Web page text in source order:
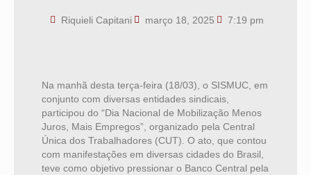
Riquieli Capitani março 18, 2025 7:19 pm
Na manhã desta terça-feira (18/03), o SISMUC, em
conjunto com diversas entidades sindicais,
participou do “Dia Nacional de Mobilização Menos
Juros, Mais Empregos”, organizado pela Central
Única dos Trabalhadores (CUT). O ato, que contou
com manifestações em diversas cidades do Brasil,
teve como objetivo pressionar o Banco Central pela